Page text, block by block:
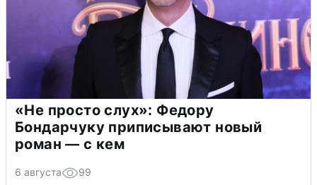
«Не просто слух»: Федору
Бондарчуку приписывают новый
роман — с кем
6 августа 99